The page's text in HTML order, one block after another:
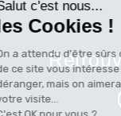
Salut c'est nous...
les Cookies
On a attendu d'être
de ce site vous
déranger, mais on
votre visite...